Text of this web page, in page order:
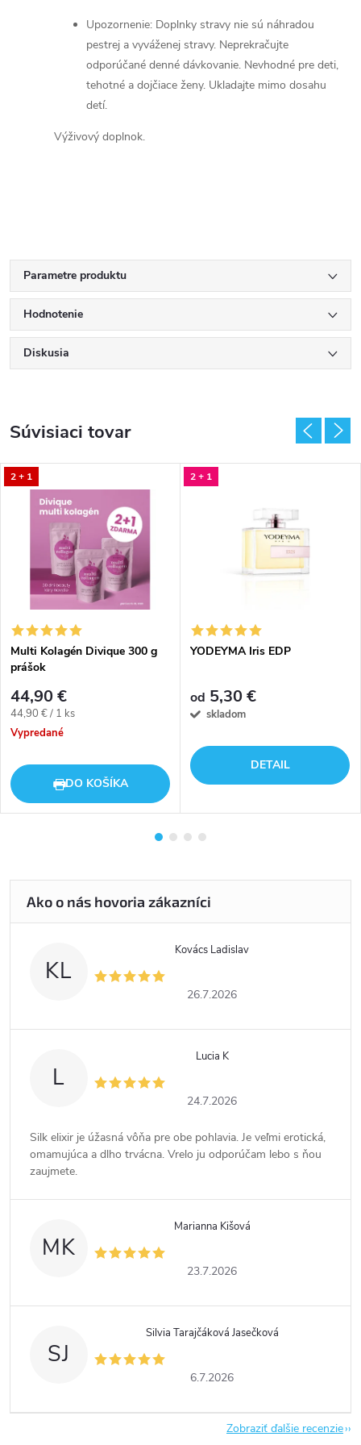
Upozornenie: Doplnky stravy nie sú náhradou
pestrej a vyváženej stravy. Neprekračujte
odporúčané denné dávkovanie. Nevhodné pre deti,
tehotné a dojčiace ženy. Ukladajte mimo dosahu
detí.
Výživový doplnok.
Parametre produktu
Hodnotenie
Diskusia
Súvisiaci tovar
2 + 1
Multi Kolagén Divique 300 g
prášok
44,90 €
Jednotková
cena:
44,90 € / 1 ks
Vypredané
DO KOŠÍKA
2 + 1
YODEYMA Iris EDP
od 5,30 €
skladom
DETAIL
KL
Kovács Ladislav
26.7.2026
L
Lucia K
24.7.2026
Silk elixir je úžasná vôňa pre obe pohlavia. Je veľmi erotická,
omamujúca a dlho trvácna. Vrelo ju odporúčam lebo s ňou
zaujmete.
MK
Marianna Kišová
23.7.2026
SJ
Silvia Tarajčáková Jasečková
6.7.2026
Zobraziť ďalšie recenzie